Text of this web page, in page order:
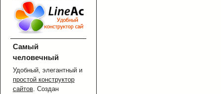
Самый
человечный
Удобный, элегантный и
простой конструктор
сайтов. Создан